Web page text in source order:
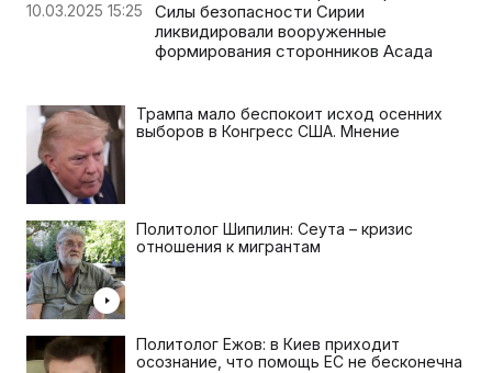
10.03.2025 15:25
Силы безопасности Сирии
ликвидировали вооруженные
формирования сторонников Асада
Трампа мало беспокоит исход осенних
выборов в Конгресс США. Мнение
Политолог Шипилин: Сеута – кризис
отношения к мигрантам
Политолог Ежов: в Киев приходит
осознание, что помощь ЕС не бесконечна